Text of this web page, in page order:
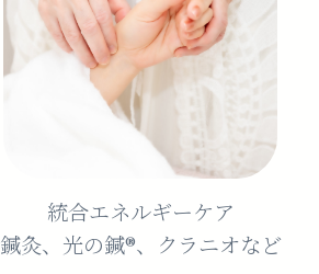
統合エネルギーケア
鍼灸、光の鍼®︎、クラニオなど